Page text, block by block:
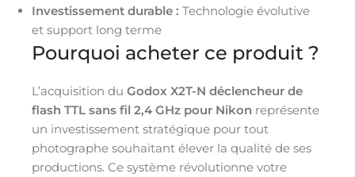
Investissement durable : Technologie évolutive
et support long terme
Pourquoi acheter ce produit ?
L’acquisition du Godox X2T-N déclencheur de
flash TTL sans fil 2,4 GHz pour Nikon représente
un investissement stratégique pour tout
photographe souhaitant élever la qualité de ses
productions. Ce système révolutionne votre